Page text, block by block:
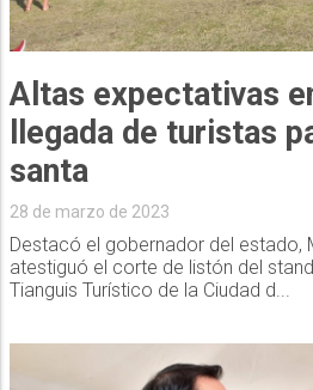
Altas expectativas
llegada de turistas
santa
28 de marzo de 2023
Destacó el gobernador del estado,
atestiguó el corte de listón del
Tianguis Turístico de la Ciudad d...